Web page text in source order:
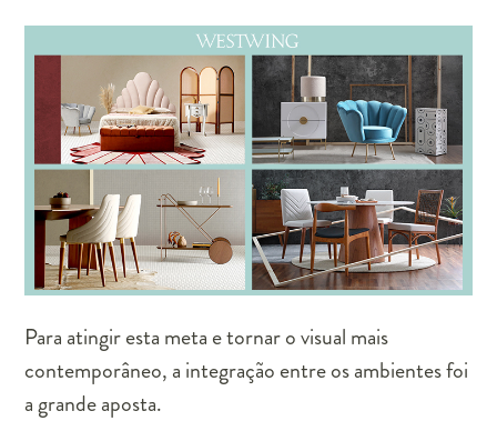
Para atingir esta meta e tornar o visual mais
contemporâneo, a integração entre os ambientes foi
a grande aposta.